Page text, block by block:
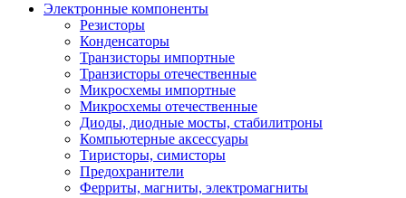
Электронные компоненты
Резисторы
Конденсаторы
Транзисторы импортные
Транзисторы отечественные
Микросхемы импортные
Микросхемы отечественные
Диоды, диодные мосты, стабилитроны
Компьютерные аксессуары
Тиристоры, симисторы
Предохранители
Ферриты, магниты, электромагниты